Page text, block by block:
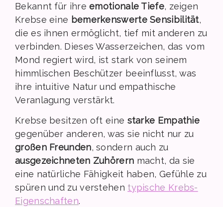
Bekannt für ihreemotionale Tiefe, zeigen
Krebse eine bemerkenswerte Sensibilität,
die es ihnen ermöglicht, tief mit anderen zu
verbinden. Dieses Wasserzeichen, das vom
Mond regiert wird, ist stark von seinem
himmlischen Beschützer beeinflusst, was
ihre intuitive Natur und empathische
Veranlagung verstärkt.
Krebse besitzen oft eine starke Empathie
gegenüber anderen, was sie nicht nur zu
großen Freunden, sondern auch zu
ausgezeichneten Zuhörern macht, da sie
eine natürliche Fähigkeit haben, Gefühle zu
spüren und zu verstehen typische Krebs-
Eigenschaften.